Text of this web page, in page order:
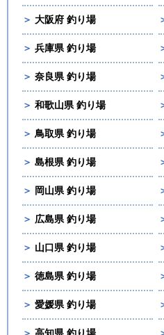
＞ 大阪府 釣り場
＞ 兵庫県 釣り場
＞ 奈良県 釣り場
＞ 和歌山県 釣り場
＞ 鳥取県 釣り場
＞ 島根県 釣り場
＞ 岡山県 釣り場
＞ 広島県 釣り場
＞ 山口県 釣り場
＞ 徳島県 釣り場
＞ 愛媛県 釣り場